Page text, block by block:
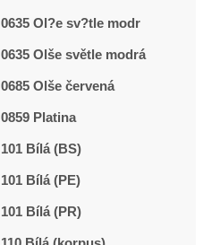
0635 Ol?e sv?tle modr
0635 Olše světle modrá
0685 Olše červená
0859 Platina
101 Bílá (BS)
101 Bílá (PE)
101 Bílá (PR)